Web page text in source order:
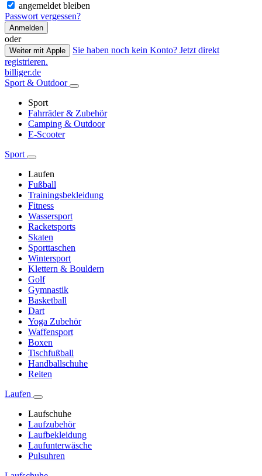
angemeldet bleiben
Passwort vergessen?
Anmelden
oder
Weiter mit Apple
Sie haben noch kein Konto? Jetzt direkt
registrieren.
billiger.de
Sport & Outdoor
Sport
Fahrräder & Zubehör
Camping & Outdoor
E-Scooter
Sport
Laufen
Fußball
Trainingsbekleidung
Fitness
Wassersport
Racketsports
Skaten
Sporttaschen
Wintersport
Klettern & Bouldern
Golf
Gymnastik
Basketball
Dart
Yoga Zubehör
Waffensport
Boxen
Tischfußball
Handballschuhe
Reiten
Laufen
Laufschuhe
Laufzubehör
Laufbekleidung
Laufunterwäsche
Pulsuhren